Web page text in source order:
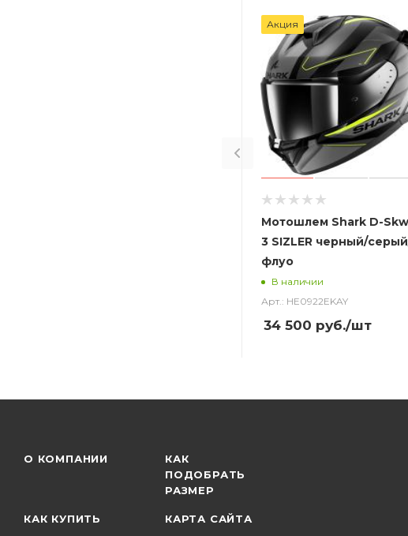
Акция
Мотошлем Shark D-
3 SIZLER черный/
флуо
В наличии
Арт.: HE0922EKAY
34 500 руб./шт
О КОМПАНИИ
КАК
ПОДОБРАТЬ
РАЗМЕР
КАК КУПИТЬ КАРТА САЙТА